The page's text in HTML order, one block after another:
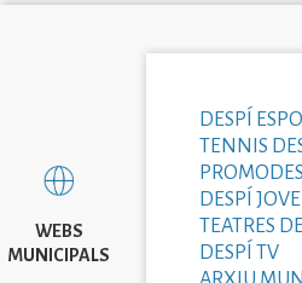
WEBS
MUNICIPALS
DESPÍ
TENNIS
DESPÍ JOVE
TEATRES
DESPÍ TV